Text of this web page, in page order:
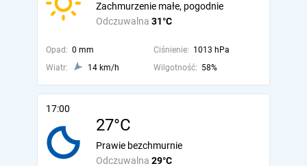
Odczuwalna 31°C
Zachmurzenie małe, pogodnie
Opad: 0 mm Ciśnienie: 1013 hPa
Wiatr:
14 km/h Wilgotność: 58%
17:00
27°C
Odczuwalna 29°C
Prawie bezchmurnie